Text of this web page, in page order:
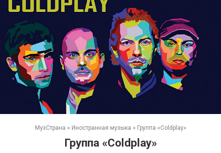
МузСтрана » Иностранная музыка » Группа «Coldplay»
Группа «Coldplay»